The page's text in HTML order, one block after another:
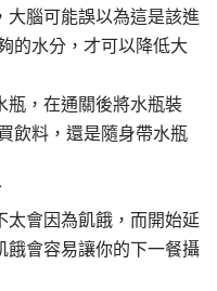
大腦可能誤以為這是該進
的水分，才可以降低大
瓶，在通關後將水瓶裝
飲料，還是隨身帶水瓶
太會因為飢餓，而開始延
餓會容易讓你的下一餐攝